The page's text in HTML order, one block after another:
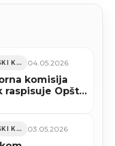
ZENIČKO-DOBOJSKI KANTON 04.05.2026
komisija
raspisuje Opšte
ZENIČKO-DOBOJSKI KANTON 03.05.2026